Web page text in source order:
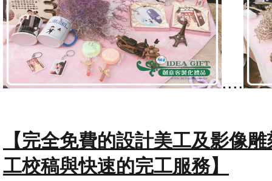
....
【完全免費的設計美工及影像
工校稿與快速的完工服務】